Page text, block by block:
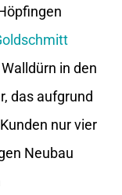
in den
das aufgrund
nur vier
Neubau